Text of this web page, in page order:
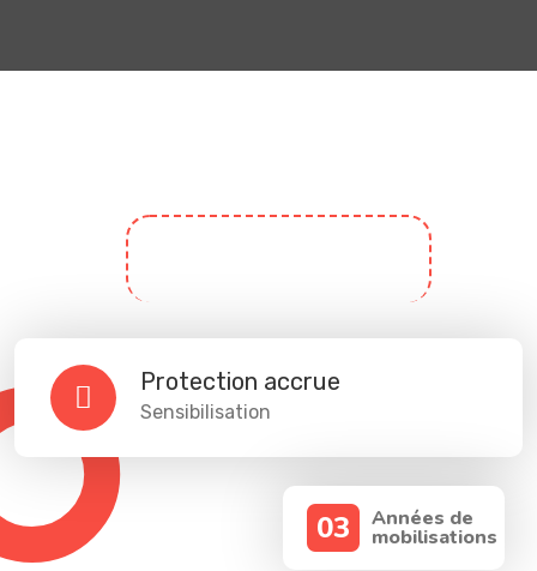
Protection accrue
Sensibilisation
03 Années de
mobilisations